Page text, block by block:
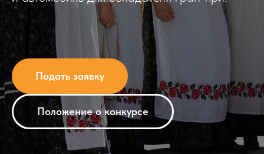
Подать заявку
Положение о конкурсе